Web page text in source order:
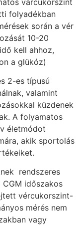
folyadékban
során a vér
10-20
kell ahhoz,
a glükóz)
2-es típusú
valamint
küzdenek
A folyamatos
életmódot
akik sportolás
rendszeres
időszakos
vércukorszint-
mérés nem
vagy